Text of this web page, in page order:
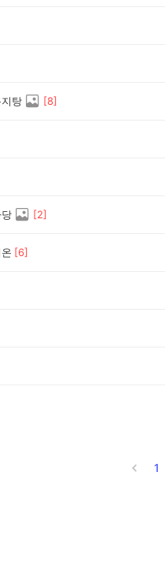
탕 [8]
[2]
[6]
1